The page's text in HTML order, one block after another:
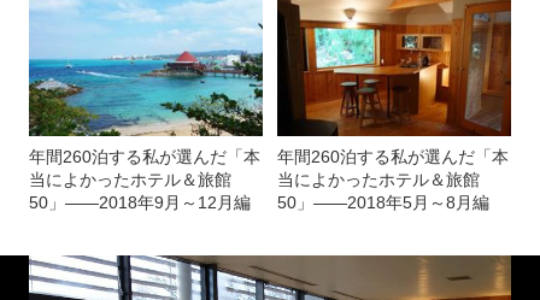
年間260泊する私が選んだ「本
当によかったホテル＆旅館
50」――2018年9月～12月編
年間260泊する私が選んだ「本
当によかったホテル＆旅館
50」――2018年5月～8月編